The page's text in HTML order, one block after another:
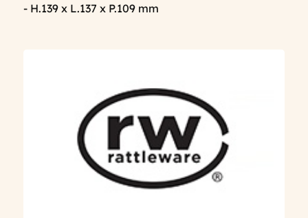
- H.139 x L.137 x P.109 mm